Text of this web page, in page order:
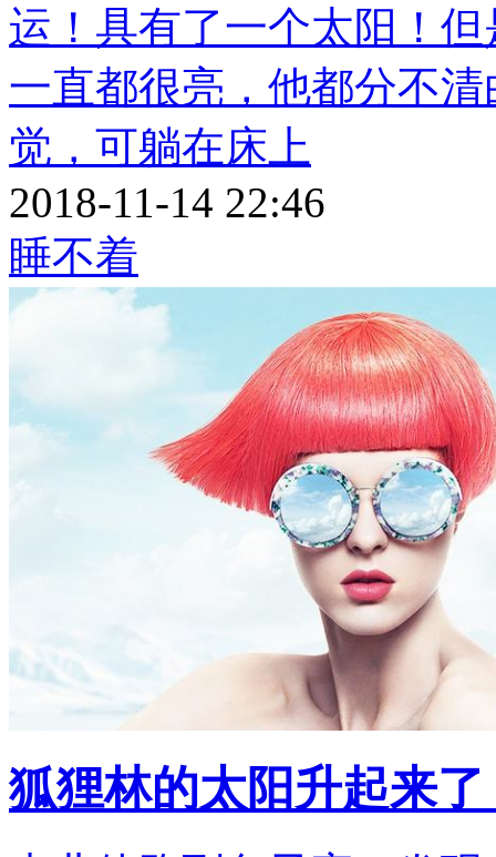
运！具有了一个太阳！
一直都很亮，他都分不
觉，可躺在床上
2018-11-14 22:46
睡不着
狐狸林的太阳升起来